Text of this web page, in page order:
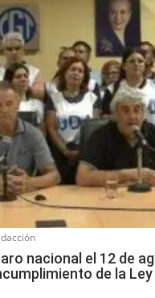
nacional el 12 de
de la Ley